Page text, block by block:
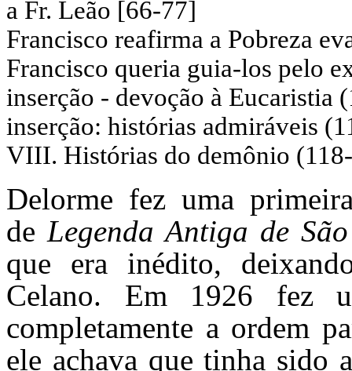
a Fr. Leão [66-77]
Francisco reafirma a Pobreza
Francisco queria guia-los pelo
inserção - devoção à
inserção: histórias admiráveis
VIII. Histórias do demônio
Delorme fez uma
de Legenda Antiga de
que era inédito,
Celano. Em 1926 fez
completamente a ordem
ele achava que tinha sido